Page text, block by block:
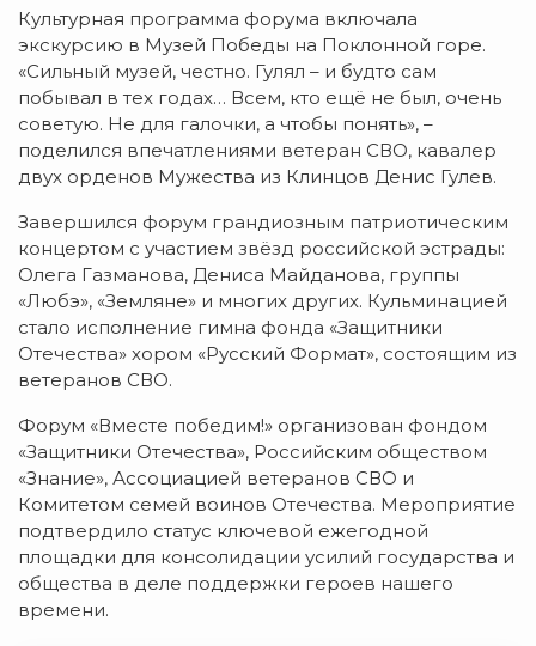
Культурная программа форума включала
экскурсию в Музей Победы на Поклонной горе.
«Сильный музей, честно. Гулял – и будто сам
побывал в тех годах… Всем, кто ещё не был, очень
советую. Не для галочки, а чтобы понять», –
поделился впечатлениями ветеран СВО, кавалер
двух орденов Мужества из Клинцов Денис Гулев.
Завершился форум грандиозным патриотическим
концертом с участием звёзд российской эстрады:
Олега Газманова, Дениса Майданова, группы
«Любэ», «Земляне» и многих других. Кульминацией
стало исполнение гимна фонда «Защитники
Отечества» хором «Русский Формат», состоящим из
ветеранов СВО.
Форум «Вместе победим!» организован фондом
«Защитники Отечества», Российским обществом
«Знание», Ассоциацией ветеранов СВО и
Комитетом семей воинов Отечества. Мероприятие
подтвердило статус ключевой ежегодной
площадки для консолидации усилий государства и
общества в деле поддержки героев нашего
времени.